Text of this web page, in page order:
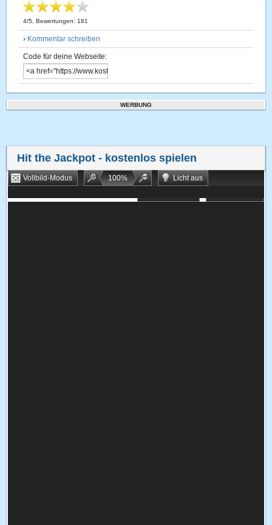
4/5 , Bewertungen: 181
› Kommentar schreiben
Code für deine Webseite:
WERBUNG
Hit the Jackpot - kostenlos spielen
Vollbild-Modus 100%
Licht aus